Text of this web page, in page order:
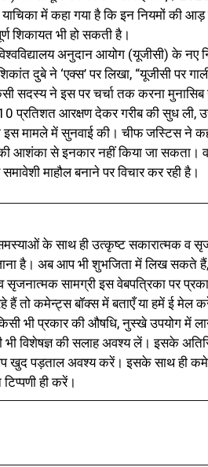
याचिका में कहा गया है कि इन नियमों की
शिकायत भी हो सकती है।
अनुदान आयोग (यूजीसी) के नए
दुबे ने ‘एक्स’ पर लिखा, “यूजीसी पर
सदस्य ने इस पर चर्चा तक करना
प्रतिशत आरक्षण देकर गरीब की सुध ली,
इस मामले में सुनवाई की। चीफ जस्टिस ने
से इनकार नहीं किया जा सकता।
माहौल बनाने पर विचार कर रही है।
के साथ ही उत्कृष्ट सकारात्मक व
है। अब आप भी शुभजिता में लिख सकते हैं,
सामग्री इस वेबपत्रिका पर
हैं तो कमेन्ट्स बॉक्स में बताएँ या हमें ई मेल
भी प्रकार की औषधि, नुस्खे उपयोग में
भी विशेषज्ञ की सलाह अवश्य लें। इसके
खुद पड़ताल अवश्य करें। इसके साथ ही
ही करें।